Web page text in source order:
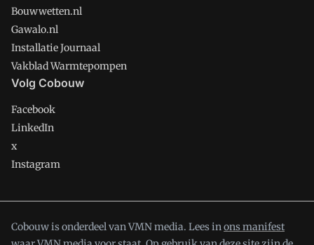
Bouwwetten.nl
Gawalo.nl
Installatie Journaal
Vakblad Warmtepompen
Volg Cobouw
Facebook
LinkedIn
x
Instagram
Cobouw is onderdeel van VMN media. Lees inons manifest